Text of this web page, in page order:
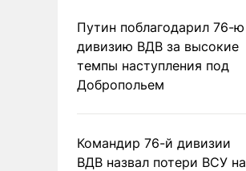
Путин поблагодарил 76-ю
дивизию ВДВ за высокие
темпы наступления под
Добропольем
Командир 76-й дивизии
ВДВ назвал потери ВСУ на